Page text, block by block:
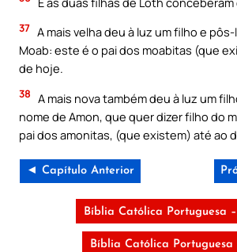
37 A mais velha deu à luz um filho e
Moab: este é o pai dos moabitas (que
de hoje.
38 A mais nova também deu à luz um
nome de Amon, que quer dizer filho do
pai dos amonitas, (que existem) até ao
◄ Capítulo Anterior
Bíblia Católica Portuguesa
Bíblia Católica Portuguesa